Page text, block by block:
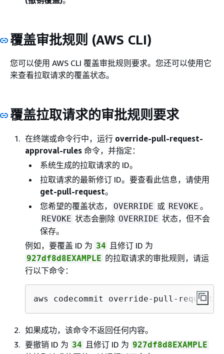
覆盖审批规则 (AWS CLI)
您可以使用 AWS CLI 覆盖审批规则要求。您还可以使用它
来查看拉取请求的覆盖状态。
覆盖拉取请求的审批规则要求
在终端或命令行中，运行 override-pull-request-
approval-rules 命令，并指定：
系统生成的拉取请求的 ID。
拉取请求的最新修订 ID。要查看此信息，请使用
get-pull-request。
您希望的覆盖状态，
OVERRIDE 或 REVOKE 。
REVOKE 状态会删除 OVERRIDE 状态，但不会
保存。
例如，要覆盖 ID 为 34 且修订 ID 为
927df8d8EXAMPLE 的拉取请求的审批规则，请运
行以下命令：
aws codecommit override-pull-
如果成功，该命令不返回任何内容。
要撤销 ID 为 34 且修订 ID 为 927df8d8EXAMPLE